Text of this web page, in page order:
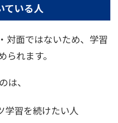
ている人
対面ではないため、学習
れます。
、
学習を続けたい人